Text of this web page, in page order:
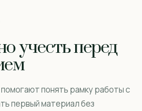
учесть перед
понять рамку работы с
первый материал без